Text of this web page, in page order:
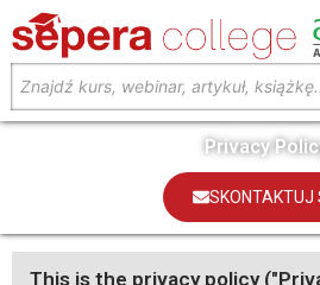
Privacy
SKONTAKTUJ
This is the privacy policy